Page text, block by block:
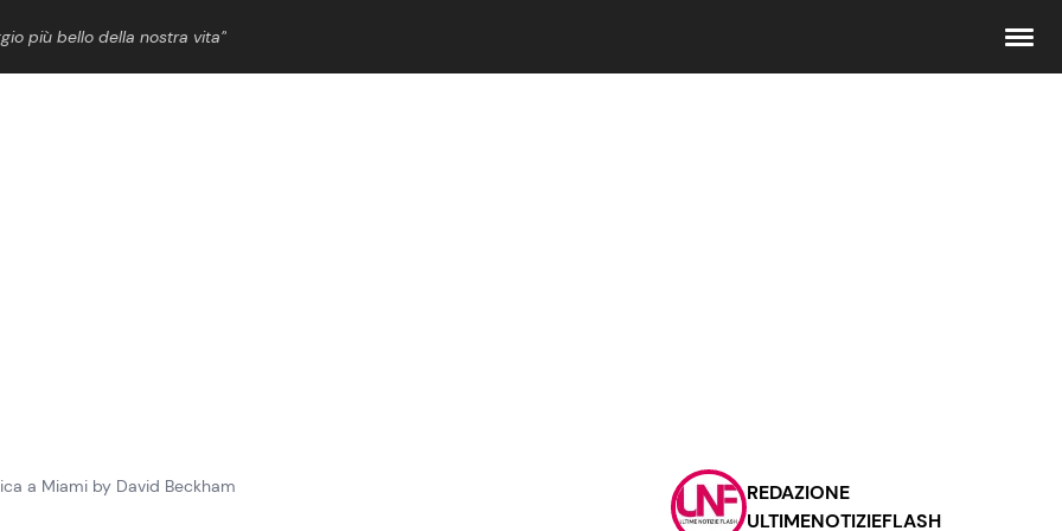
più bello della nostra vita”
Contattaci
Pubblicità
a Miami by David Beckham
REDAZIONE
ULTIMENOTIZIEFLASH